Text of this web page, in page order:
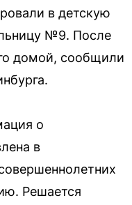
в детскую
№9. После
домой, сообщили
о
в
Решается